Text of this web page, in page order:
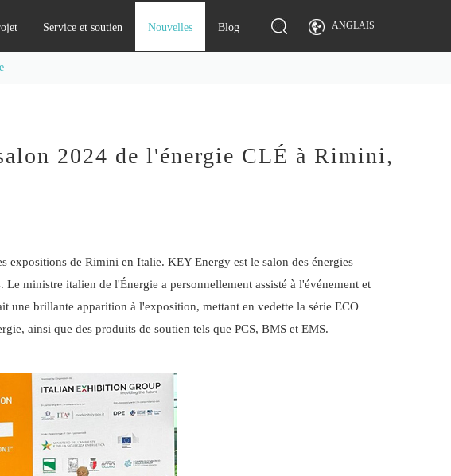
Service et soutien Nouvelles Blog ANGLAIS
2024 de l'énergie CLÉ à Rimini,
de Rimini en Italie. KEY Energy est le salon des énergies
ministre italien de l'Énergie a personnellement assisté à l'événement et
une brillante apparition à l'exposition, mettant en vedette la série ECO
ainsi que des produits de soutien tels que PCS, BMS et EMS.